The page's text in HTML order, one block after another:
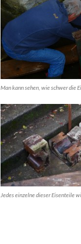
Man kann sehen, wie schwer die
Jedes einzelne dieser Eisenteile